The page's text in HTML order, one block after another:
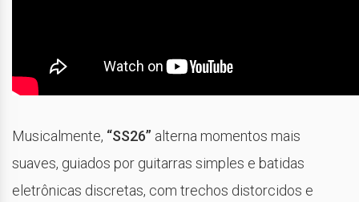
Musicalmente, “SS26” alterna momentos mais
suaves, guiados por guitarras simples e batidas
eletrônicas discretas, com trechos distorcidos e